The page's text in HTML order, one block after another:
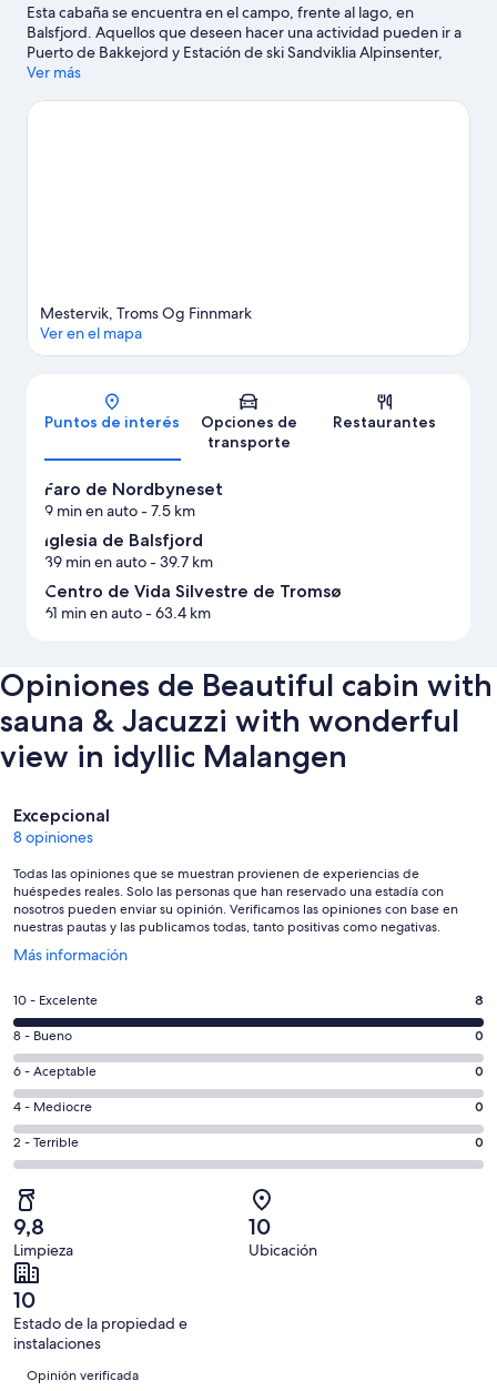
Esta cabaña se encuentra en el campo, frente al lago, en
Balsfjord. Aquellos que deseen hacer una actividad pueden ir a
Puerto de Bakkejord y Estación de ski Sandviklia Alpinsenter,
mientras que quienes quieran apreciar la belleza natural del área
montañas con pistas de ski cross-country y pistas cercanas, y
Ver más
Mapa
Mestervik, Troms Og Finnmark
Ver en el mapa
Puntos de interés
Opciones de
transporte
Restaurantes
Faro de Nordbyneset
9 min en auto- 7.5 km
Iglesia de Balsfjord
39 min en auto- 39.7 km
Centro de Vida Silvestre de Tromsø
61 min en auto- 63.4 km
Opiniones de Beautiful cabin with
sauna & Jacuzzi with wonderful
view in idyllic Malangen
Opiniones
Excepcional
8 opiniones
Todas las opiniones que se muestran provienen de experiencias de
huéspedes reales. Solo las personas que han reservado una estadía con
nosotros pueden enviar su opinión. Verificamos las opiniones con base en
nuestras pautas y las publicamos todas, tanto positivas como negativas.
Más información
Se
en
una
nueva
ventana
Evaluación:
10
-
Excelente.
8
de
8
opiniones
10 - Excelente 8
Evaluación:
8
-
Bueno.
0
de
opiniones
8 - Bueno 0
Evaluación:
6
-
Aceptable.
0
de
8
opiniones
6 - Aceptable 0
Evaluación:
4
-
0
de
8
opiniones
4 - Mediocre 0
Evaluación:
2
-
Terrible.
0
de
8
opiniones
2 - Terrible 0
9,8
Limpieza
10
Ubicación
10
Estado de la propiedad e
instalaciones
Opiniones
Opinión verificada